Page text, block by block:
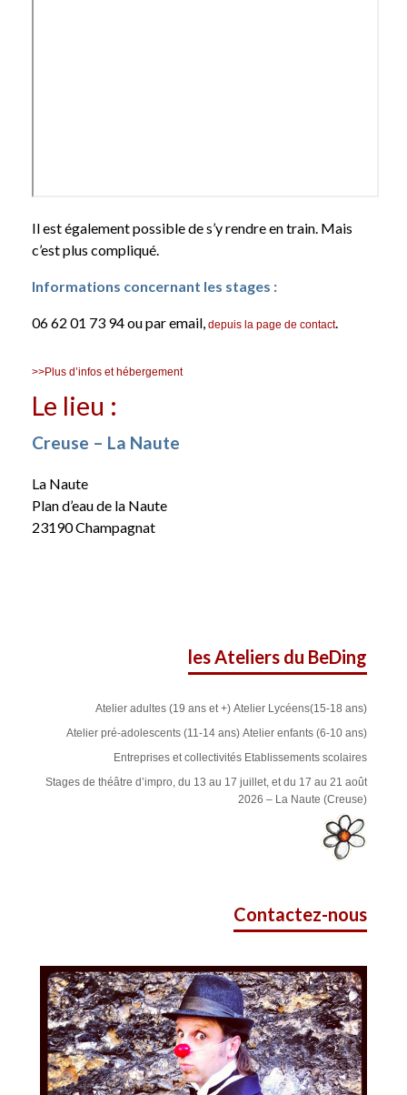
Il est également possible de s’y rendre en train. Mais
c’est plus compliqué.
Informations concernant les stages :
06 62 01 73 94 ou par email, depuis la page de contact.
>>Plus d’infos et hébergement
Le lieu :
Creuse – La Naute
La Naute
Plan d’eau de la Naute
23190 Champagnat
les Ateliers du BeDing
Atelier adultes (19 ans et +) Atelier Lycéens(15-18 ans)
Atelier pré-adolescents (11-14 ans) Atelier enfants (6-10 ans)
Entreprises et collectivités Etablissements scolaires
Stages de théâtre d’impro, du 13 au 17 juillet, et du 17 au 21 août
2026 – La Naute (Creuse)
Contactez-nous